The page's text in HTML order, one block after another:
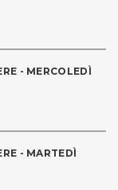
- MERCOLEDÌ
- MARTEDÌ